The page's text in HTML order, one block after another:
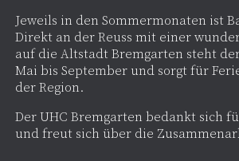
Jeweils in den Sommermonaten ist
Direkt an der Reuss mit einer
auf die Altstadt Bremgarten steht
Mai bis September und sorgt für
der Region.
Der UHC Bremgarten bedankt sich
und freut sich über die